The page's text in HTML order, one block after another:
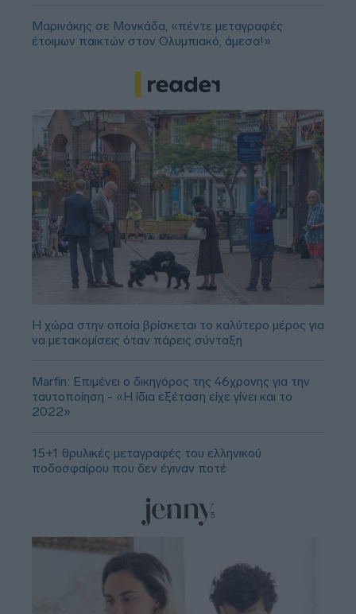
Μαρινάκης σε Μονκάδα, «πέντε μεταγραφές
έτοιμων παικτών στον Ολυμπιακό, άμεσα!»
Η χώρα στην οποία βρίσκεται το καλύτερο μέρος για
να μετακομίσεις όταν πάρεις σύνταξη
Marfin: Επιμένει ο δικηγόρος της 46χρονης για την
ταυτοποίηση - «Η ίδια εξέταση είχε γίνει και το
2022»
15+1 θρυλικές μεταγραφές του ελληνικού
ποδοσφαίρου που δεν έγιναν ποτέ